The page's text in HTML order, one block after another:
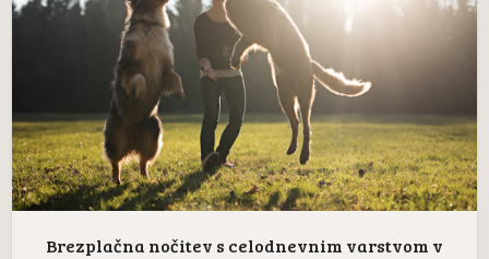
Brezplačna nočitev s celodnevnim varstvom v